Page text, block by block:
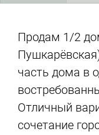
Продам 1/2
часть дома в
Отличный
сочетание